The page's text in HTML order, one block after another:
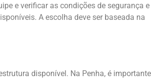
e verificar as condições de segurança e
A escolha deve ser baseada na
disponível. Na Penha, é importante